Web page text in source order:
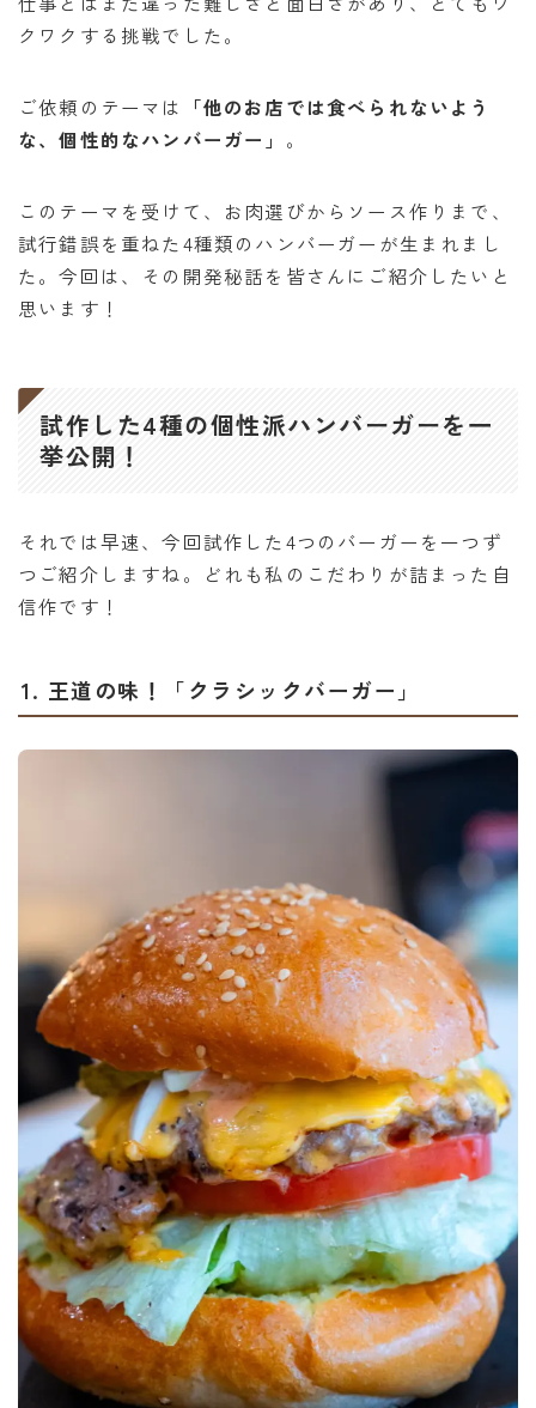
クワクする挑戦でした。
ご依頼のテーマは
「他のお店では食べられないよう
な、個性的なハンバーガー」 。
このテーマを受けて、お肉選びからソース作りまで、
試行錯誤を重ねた4種類のハンバーガーが生まれまし
た。今回は、その開発秘話を皆さんにご紹介したいと
思います！
試作した4種の個性派ハンバーガーを一
挙公開！
それでは早速、今回試作した4つのバーガーを一つず
つご紹介しますね。どれも私のこだわりが詰まった自
信作です！
1. 王道の味！「クラシックバーガー」